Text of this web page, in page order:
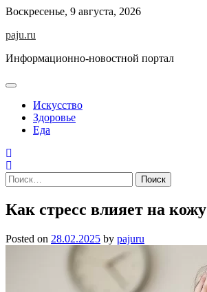
Skip
content
Воскресенье, 9 августа, 2026
paju.ru
Информационно-новостной портал
Искусство
Здоровье
Еда
Найти:
Как стресс влияет на кожу
Posted on 28.02.2025 by pajuru